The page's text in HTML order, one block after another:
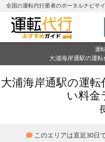
運
大浦海岸通駅の運
大浦海岸通駅の運
い料金
このエリアは直近30日